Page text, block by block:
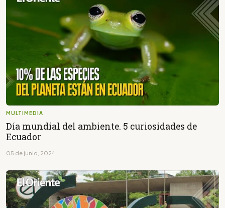
MULTIMEDIA
Día mundial del ambiente. 5 curiosidades de
Ecuador
05 de junio, 2024